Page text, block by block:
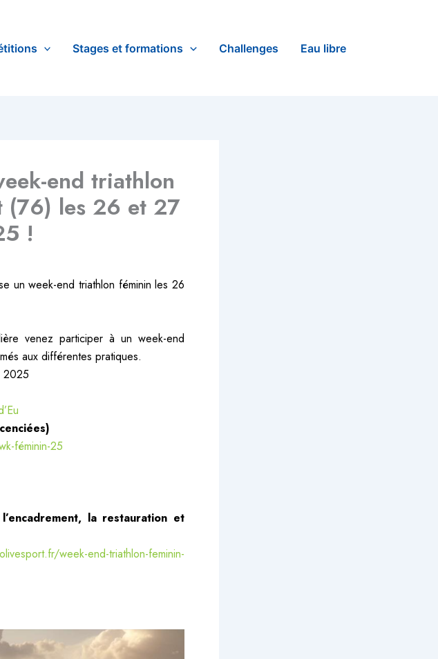
Stages et formations Challenges Eau libre
end triathlon
(76) les 26 et 27
!
un week-end triathlon féminin les 26
venez participer à un week-end
aux différentes pratiques.
2025
féminin-25
la restauration et
week-end-triathlon-feminin-